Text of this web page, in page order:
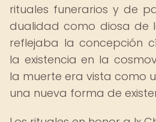
rituales funerarios y de
dualidad como diosa de
reflejaba la concepción
la existencia en la
la muerte era vista como
una nueva forma de